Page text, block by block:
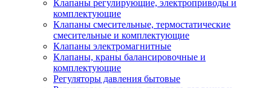
Клапаны регулирующие, электроприводы и
комплектующие
Клапаны смесительные, термостатические
смесительные и комплектующие
Клапаны электромагнитные
Клапаны, краны балансировочные и
комплектующие
Регуляторы давления бытовые